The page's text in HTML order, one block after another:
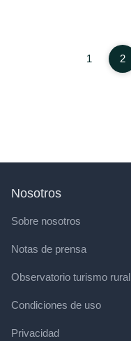
1 2
Nosotros
Sobre nosotros
Notas de prensa
Observatorio turismo rural
Condiciones de uso
Privacidad